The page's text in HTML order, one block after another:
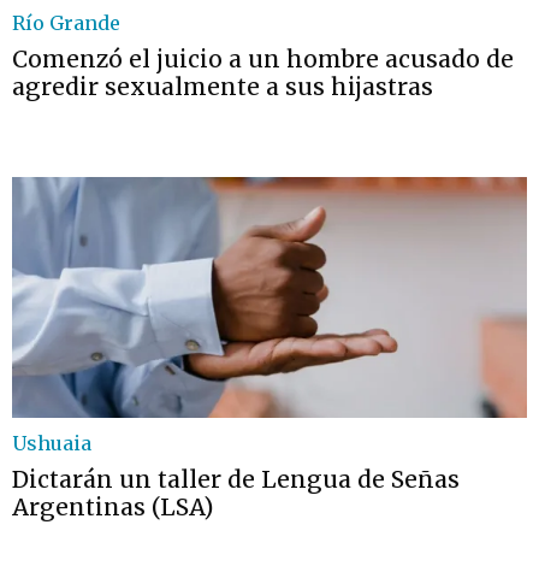
Río Grande
Comenzó el juicio a un hombre acusado de
agredir sexualmente a sus hijastras
Ushuaia
Dictarán un taller de Lengua de Señas
Argentinas (LSA)